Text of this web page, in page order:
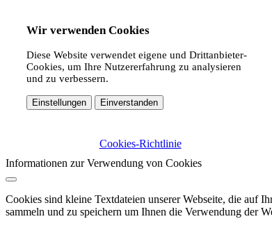
Wir verwenden Cookies
Diese Website verwendet eigene und Drittanbieter-
Cookies, um Ihre Nutzererfahrung zu analysieren
und zu verbessern.
Einstellungen Einverstanden
Cookies-Richtlinie
Informationen zur Verwendung von Cookies
Cookies sind kleine Textdateien unserer Webseite, die auf
sammeln und zu speichern um Ihnen die Verwendung der